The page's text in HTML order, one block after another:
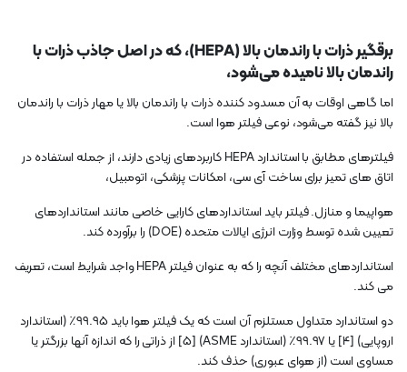
برقگیر ذرات با راندمان بالا (HEPA)، که در اصل جاذب ذرات با
راندمان بالا نامیده می‌شود،
اما گاهی اوقات به آن مسدود کننده ذرات با راندمان بالا یا مهار ذرات با راندمان
بالا نیز گفته می‌شود، نوعی فیلتر هوا است.
فیلترهای مطابق با استاندارد HEPA کاربردهای زیادی دارند، از جمله استفاده در
اتاق های تمیز برای ساخت آی سی، امکانات پزشکی، اتومبیل،
هواپیما و منازل. فیلتر باید استانداردهای کارایی خاصی مانند استانداردهای
تعیین شده توسط وزارت انرژی ایالات متحده (DOE) را برآورده کند.
استانداردهای مختلف آنچه را که به عنوان فیلتر HEPA واجد شرایط است، تعریف
می کند.
دو استاندارد متداول مستلزم آن است که یک فیلتر هوا باید 99.95٪ (استاندارد
اروپایی) [4] یا 99.97٪ (استاندارد ASME) [5] از ذراتی را که اندازه آنها بزرگتر یا
مساوی است (از هوای عبوری) حذف کند.